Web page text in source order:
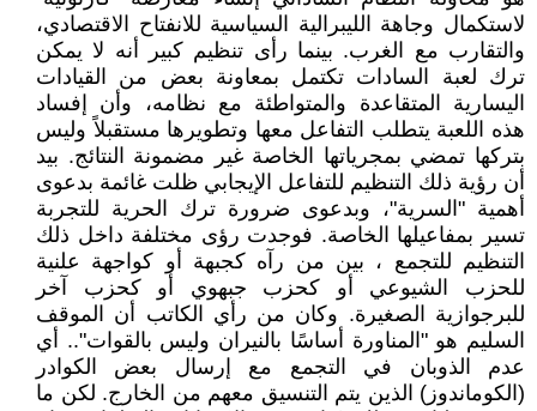
لاستكمال وجاهة الليبرالية السياسية للانفتاح الاقتصادي،
والتقارب مع الغرب. بينما رأى تنظيم كبير أنه لا يمكن
ترك لعبة السادات تكتمل بمعاونة بعض من القيادات
اليسارية المتقاعدة والمتواطئة مع نظامه، وأن إفساد
هذه اللعبة يتطلب التفاعل معها وتطويرها مستقبلاً وليس
بتركها تمضي بمجرياتها الخاصة غير مضمونة النتائج. بيد
أن رؤية ذلك التنظيم للتفاعل الإيجابي ظلت غائمة بدعوى
أهمية "السرية"، وبدعوى ضرورة ترك الحرية للتجربة
تسير بمفاعيلها الخاصة. فوجدت رؤى مختلفة داخل ذلك
التنظيم للتجمع ، بين من رآه كجبهة أو كواجهة علنية
للحزب الشيوعي أو كحزب جبهوي أو كحزب آخر
للبرجوازية الصغيرة. وكان من رأي الكاتب أن الموقف
السليم هو "المناورة أساسًا بالنيران وليس بالقوات".. أي
عدم الذوبان في التجمع مع إرسال بعض الكوادر
(الكوماندوز) الذين يتم التنسيق معهم من الخارج. لكن ما